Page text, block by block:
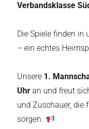
Verbandsklasse
Die Spiele finden in
– ein echtes
Unsere 1.
Uhr an und freut
und Zuschauer, die
sorgen.